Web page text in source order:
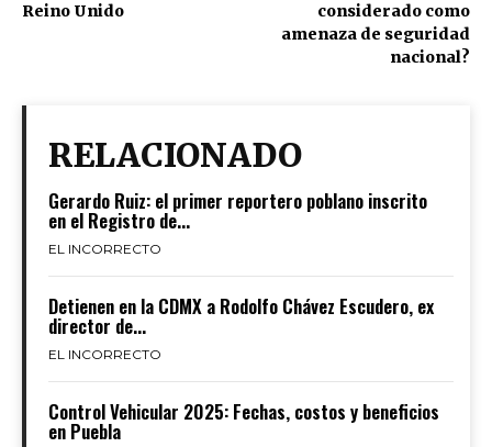
Reino Unido
considerado como
amenaza de seguridad
nacional?
RELACIONADO
Gerardo Ruiz: el primer reportero poblano inscrito
en el Registro de...
EL INCORRECTO
Detienen en la CDMX a Rodolfo Chávez Escudero, ex
director de...
EL INCORRECTO
Control Vehicular 2025: Fechas, costos y beneficios
en Puebla